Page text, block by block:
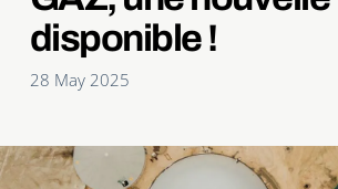
disponible !
28 May 2025